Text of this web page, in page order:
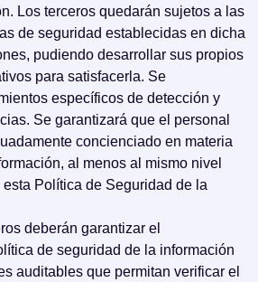
Los terceros quedarán sujetos a las
de seguridad establecidas en dicha
pudiendo desarrollar sus propios
para satisfacerla. Se
específicos de detección y
Se garantizará que el personal
concienciado en materia
al menos al mismo nivel
Política de Seguridad de la
deberán garantizar el
de seguridad de la información
auditables que permitan verificar el